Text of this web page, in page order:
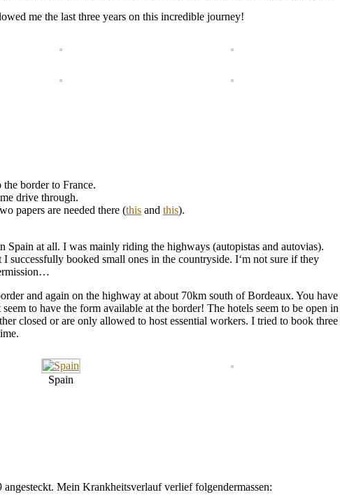
me the last three years on this incredible journey!
border to France.
drive through.
papers are needed there (this and this).
Spain at all. I was mainly riding the highways (autopistas and autovias).
successfully booked small ones in the countryside. I‘m not sure if they
and again on the highway at about 70km south of Bordeaux. You have
to have the form available at the border! The hotels seem to be open in
closed or are only allowed to host essential workers. I tried to book three
Spain
Mein Krankheitsverlauf verlief folgendermassen: